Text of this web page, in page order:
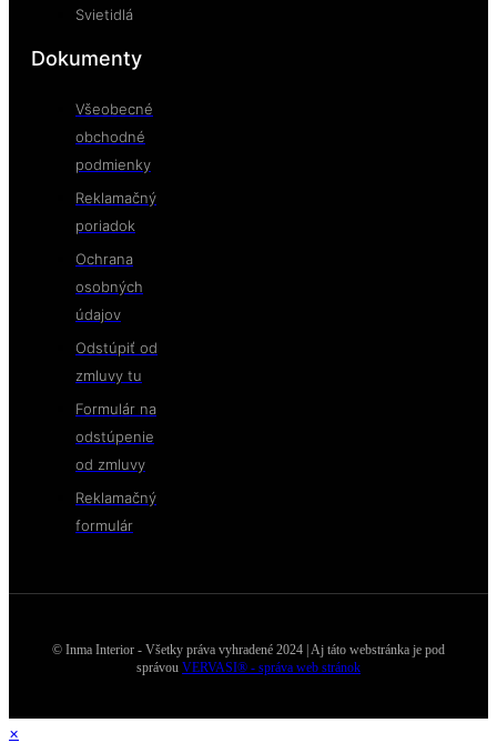
Svietidlá
Dokumenty
Všeobecné
obchodné
podmienky
Reklamačný
poriadok
Ochrana
osobných
údajov
Odstúpiť od
zmluvy tu
Formulár na
odstúpenie
od zmluvy
Reklamačný
formulár
© Inma Interior - Všetky práva vyhradené 2024 | Aj táto webstránka je pod
správou VERVASI® - správa web stránok
×